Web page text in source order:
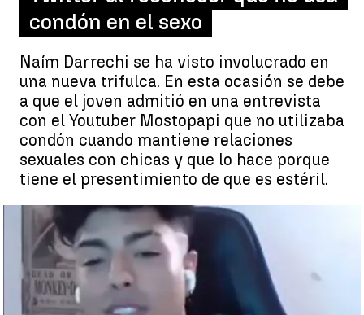
condón en el sexo
Naím Darrechi se ha visto involucrado en
una nueva trifulca. En esta ocasión se debe
a que el joven admitió en una entrevista
con el Youtuber Mostopapi que no utilizaba
condón cuando mantiene relaciones
sexuales con chicas y que lo hace porque
tiene el presentimiento de que es estéril.